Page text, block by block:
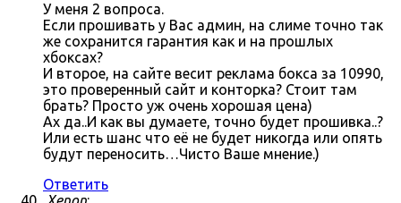
У меня 2 вопроса.
Если прошивать у Вас админ, на слиме точно так
же сохранится гарантия как и на прошлых
хбоксах?
И второе, на сайте весит реклама бокса за 10990,
это проверенный сайт и конторка? Стоит там
брать? Просто уж очень хорошая цена)
Ах да..И как вы думаете, точно будет прошивка..?
Или есть шанс что её не будет никогда или опять
будут переносить…Чисто Ваше мнение.)
Ответить